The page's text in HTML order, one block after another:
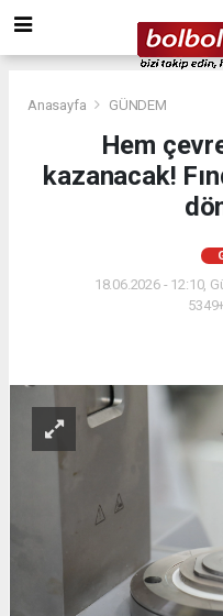
Anasayfa GÜNDEM
Hem
kazanacak!
18.06.2026 - 12:10,